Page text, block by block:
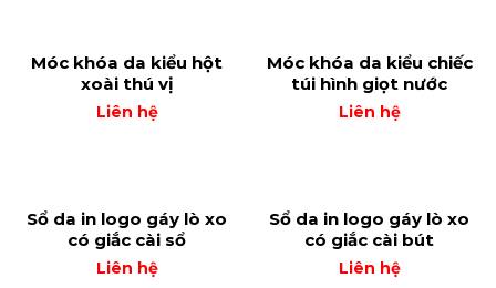
Móc khóa da kiểu hột
xoài thú vị
Liên hệ
Móc khóa da kiểu chiếc
túi hình giọt nước
Liên hệ
Sổ da in logo gáy lò xo
có giắc cài sổ
Liên hệ
Sổ da in logo gáy lò xo
có giắc cài bút
Liên hệ